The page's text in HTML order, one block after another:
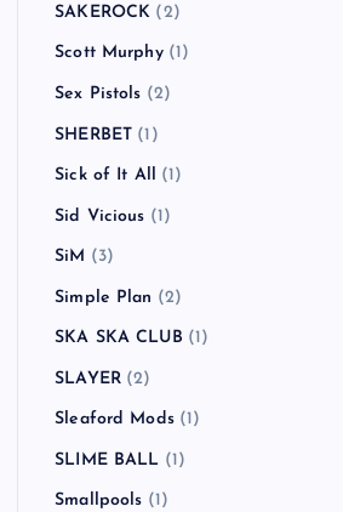
SAKEROCK (2)
Scott Murphy(1)
Sex Pistols (2)
SHERBET (1)
Sick of It All (1)
Sid Vicious (1)
SiM (3)
Simple Plan (2)
SKA SKA CLUB (1)
SLAYER(2)
Sleaford Mods(1)
SLIME BALL (1)
Smallpools (1)